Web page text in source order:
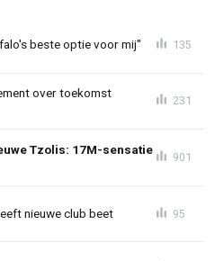
beste optie voor mij" 135
over toekomst
231
Tzolis: 17M-sensatie
901
nieuwe club beet 95